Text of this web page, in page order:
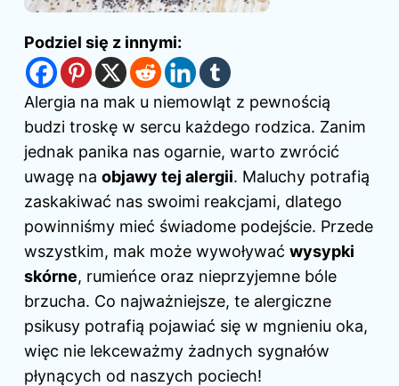
Podziel się z innymi:
Alergia na mak u niemowląt z pewnością
budzi troskę w sercu każdego rodzica. Zanim
jednak panika nas ogarnie, warto zwrócić
uwagę na objawy tej alergii. Maluchy potrafią
zaskakiwać nas swoimi reakcjami, dlatego
powinniśmy mieć świadome podejście. Przede
wszystkim, mak może wywoływać wysypki
skórne, rumieńce oraz nieprzyjemne bóle
brzucha. Co najważniejsze, te alergiczne
psikusy potrafią pojawiać się w mgnieniu oka,
więc nie lekceważmy żadnych sygnałów
płynących od naszych pociech!